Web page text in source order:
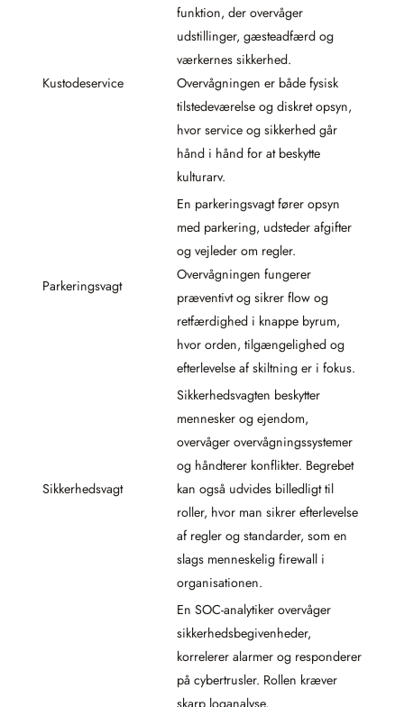
Kustodeservice
funktion, der overvåger
udstillinger, gæsteadfærd og
værkernes sikkerhed.
Overvågningen er både fysisk
tilstedeværelse og diskret opsyn,
hvor service og sikkerhed går
hånd i hånd for at beskytte
kulturarv.
Parkeringsvagt
En parkeringsvagt fører opsyn
med parkering, udsteder afgifter
og vejleder om regler.
Overvågningen fungerer
præventivt og sikrer flow og
retfærdighed i knappe byrum,
hvor orden, tilgængelighed og
efterlevelse af skiltning er i fokus.
Sikkerhedsvagt
Sikkerhedsvagten beskytter
mennesker og ejendom,
overvåger overvågningssystemer
og håndterer konflikter. Begrebet
kan også udvides billedligt til
roller, hvor man sikrer efterlevelse
af regler og standarder, som en
slags menneskelig firewall i
organisationen.
En SOC-analytiker overvåger
sikkerhedsbegivenheder,
korrelerer alarmer og responderer
på cybertrusler. Rollen kræver